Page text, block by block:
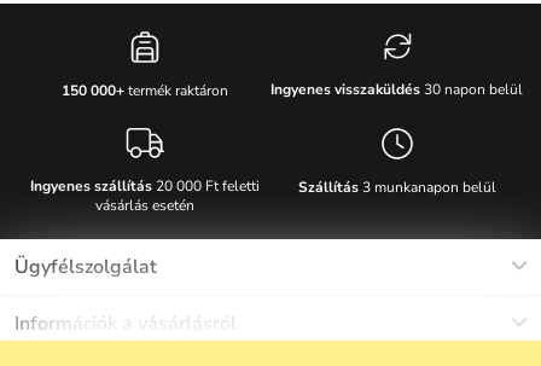
150 000+termék raktáron Ingyenes visszaküldés30 napon belül
Ingyenes szállítás20 000 Ft feletti
vásárlás esetén
Szállítás3 munkanapon belül
Ügyfélszolgálat
Információk a vásárlásról